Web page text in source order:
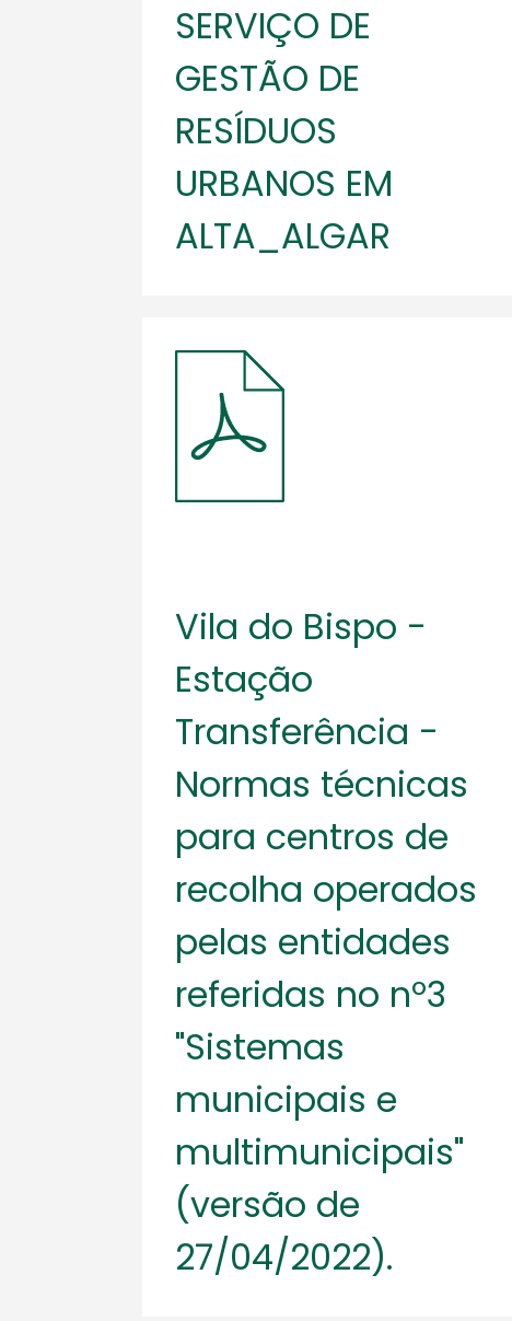
SERVIÇO DE
GESTÃO DE
RESÍDUOS
URBANOS EM
ALTA_ALGAR
Vila do Bispo -
Estação
Transferência -
Normas técnicas
para centros de
recolha operados
pelas entidades
referidas no nº3
"Sistemas
municipais e
multimunicipais"
(versão de
27/04/2022).